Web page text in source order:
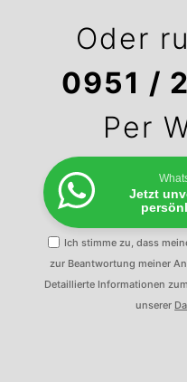
Oder
0951 /
Per
Jetzt
Ich stimme zu, dass
zur Beantwortung meiner
Detaillierte Informationen
unserer